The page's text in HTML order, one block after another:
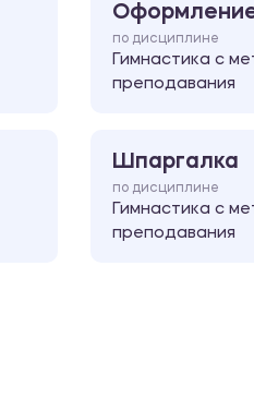
по дисциплине
Гимнастика с
преподавания
Шпаргалка
по дисциплине
Гимнастика с
преподавания